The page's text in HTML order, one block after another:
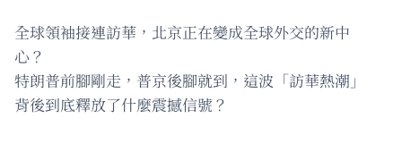
全球領袖接連訪華，北京正在變成全球外交的新中
心？
特朗普前腳剛走，普京後腳就到，這波「訪華熱潮」
背後到底釋放了什麼震撼信號？